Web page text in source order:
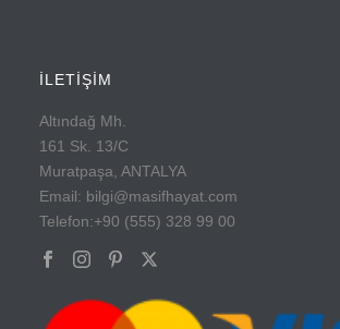
İLETİŞİM
Altındağ Mh.
161 Sk. 13/C
Muratpaşa, ANTALYA
Email: bilgi@masifhayat.com
Telefon:+90 (555) 328 99 00